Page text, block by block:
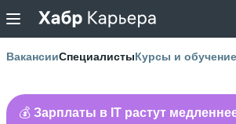
ВакансииСпециалистыКурсы и обучение
💰 Зарплаты в IT растут